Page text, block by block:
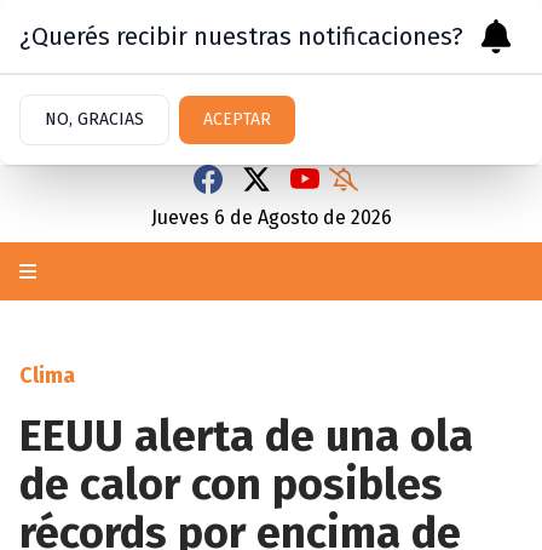
Jueves 6 de Agosto de 2026
Clima
EEUU alerta de una ola
de calor con posibles
récords por encima de
¿Querés recibir nuestras notificaciones?
NO, GRACIAS ACEPTAR